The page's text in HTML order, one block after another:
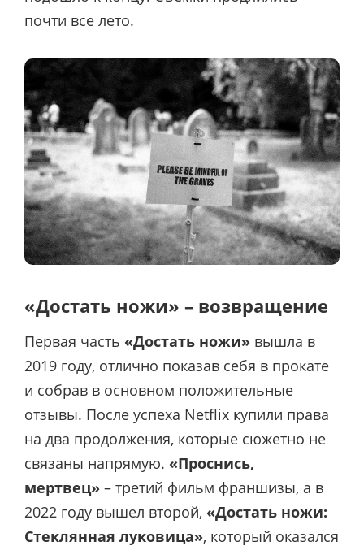
почти все лето.
«Достать ножи» – возвращение
Первая часть «Достать ножи» вышла в
2019 году, отлично показав себя в прокате
и собрав в основном положительные
отзывы. После успеха Netflix купили права
на два продолжения, которые сюжетно не
связаны напрямую. «Проснись,
мертвец» – третий фильм франшизы, а в
2022 году вышел второй, «Достать ножи:
Стеклянная луковица», который оказался